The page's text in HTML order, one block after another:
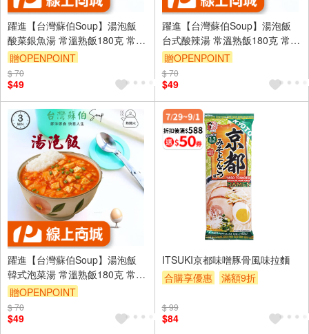
躍進【台灣蘇伯Soup】湯泡飯
酸菜銀魚湯 常溫熟飯180克 常溫
微波白飯 非乾燥米 非冷凍飯 即
食 調理包 正餐宵夜旅遊登山露
營 低卡方便食品 即食湯飯 拌飯
贈OPENPOINT
$ 70
$49
躍進【台灣蘇伯Soup】湯泡飯
台式酸辣湯 常溫熟飯180克 常溫
微波白飯 非乾燥米 非冷凍飯 即
食 調理包 正餐宵夜旅遊登山露
營 低卡方便食品 即食湯飯 拌飯
贈OPENPOINT
$ 70
$49
躍進【台灣蘇伯Soup】湯泡飯
韓式泡菜湯 常溫熟飯180克 常溫
微波白飯 非乾燥米 非冷凍飯 即
食 調理包 正餐宵夜旅遊登山露
營 低卡方便食品 即食湯飯 拌飯
贈OPENPOINT
$ 70
$49
ITSUKI京都味噌豚骨風味拉麵
合購享優惠
滿額9折
$ 99
$84